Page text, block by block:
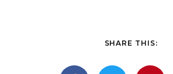
SHARE THIS: